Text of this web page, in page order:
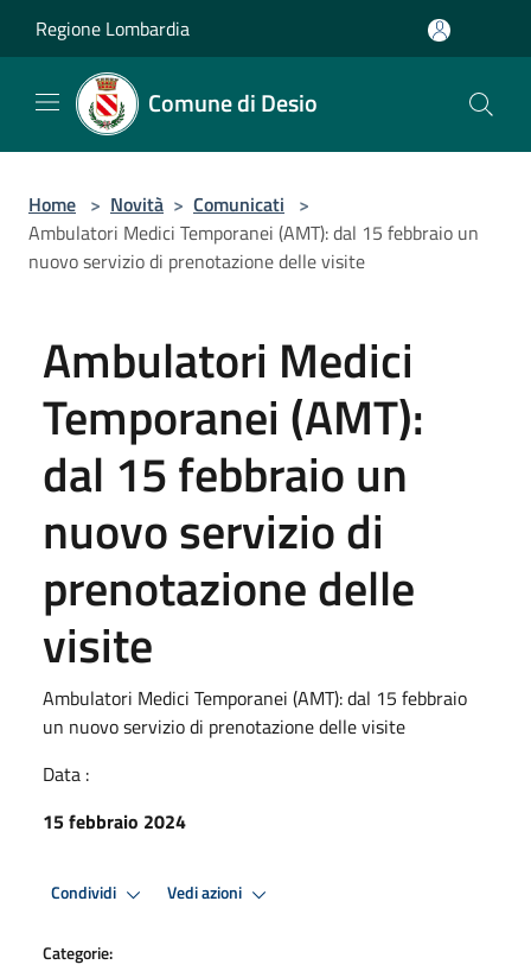
Regione Lombardia
Comune di Desio
Home > Novità > Comunicati >
Ambulatori Medici Temporanei (AMT): dal 15 febbraio un
nuovo servizio di prenotazione delle visite
Ambulatori Medici
Temporanei (AMT):
dal 15 febbraio un
nuovo servizio di
prenotazione delle
visite
Ambulatori Medici Temporanei (AMT): dal 15 febbraio
un nuovo servizio di prenotazione delle visite
Data :
15 febbraio 2024
Condividi Vedi azioni
Categorie: